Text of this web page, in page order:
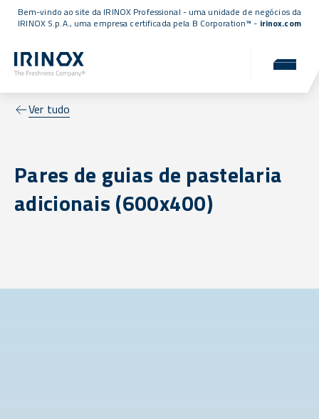
Bem-vindo ao site da IRINOX Professional - uma unidade de negócios da
IRINOX S.p.A., uma empresa certificada pela B Corporation™ - irinox.com
Ver tudo
Pares de guias de pastelaria
adicionais (600x400)